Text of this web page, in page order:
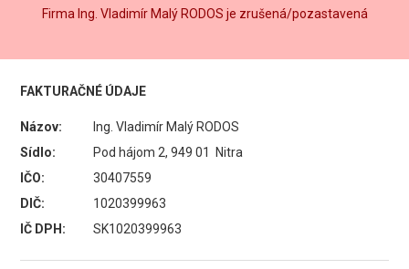
Firma Ing. Vladimír Malý RODOS je zrušená/pozastavená
FAKTURAČNÉ ÚDAJE
Názov:
Ing. Vladimír Malý RODOS
Sídlo:
Pod hájom 2, 949 01 Nitra
IČO:
30407559
DIČ:
1020399963
IČ DPH:
SK1020399963